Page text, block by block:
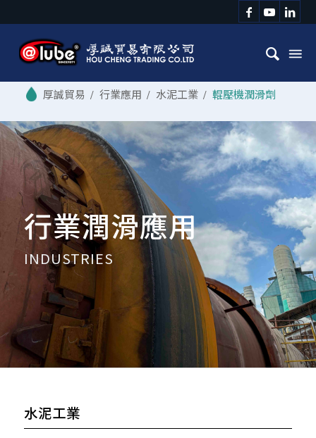
/ 行業應用 / 水泥工業 / 輥壓機潤滑劑
行業潤滑應用
INDUSTRIES
水泥工業